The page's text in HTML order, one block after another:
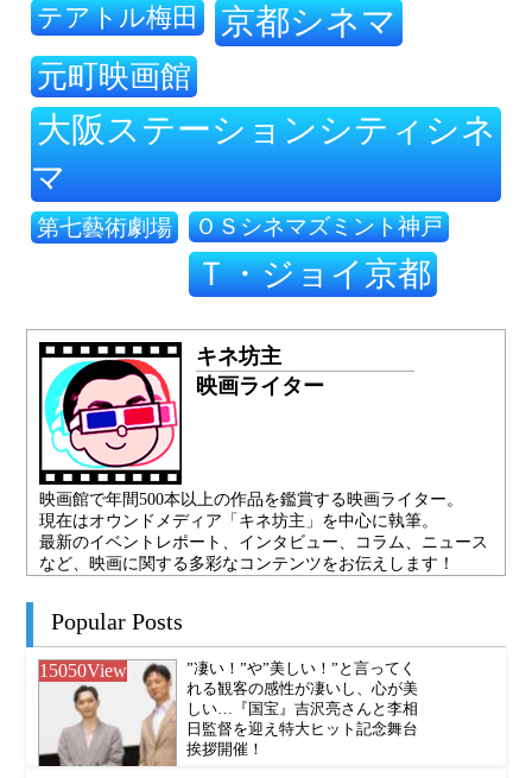
テアトル梅田 京都シネマ
元町映画館
大阪ステーションシティシネ
マ
第七藝術劇場 ＯＳシネマズミント神戸
Ｔ・ジョイ京都
キネ坊主
映画ライター
映画館で年間500本以上の作品を鑑賞する映画ライター。
現在はオウンドメディア「キネ坊主」を中心に執筆。
最新のイベントレポート、インタビュー、コラム、ニュース
など、映画に関する多彩なコンテンツをお伝えします！
Popular Posts
15050View
”凄い！”や”美しい！”と言ってく
れる観客の感性が凄いし、心が美
しい…『国宝』吉沢亮さんと李相
日監督を迎え特大ヒット記念舞台
挨拶開催！